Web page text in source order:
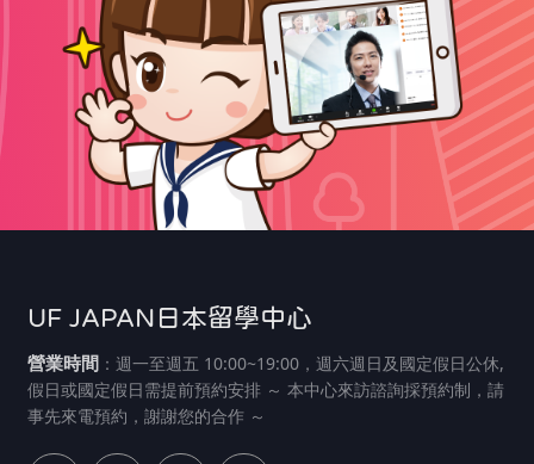
UF JAPAN日本留學中心
營業時間 ：週一至週五 10:00~19:00，週六週日及國定假日公休,
假日或國定假日需提前預約安排 ～ 本中心來訪諮詢採預約制，請
事先來電預約，謝謝您的合作 ～